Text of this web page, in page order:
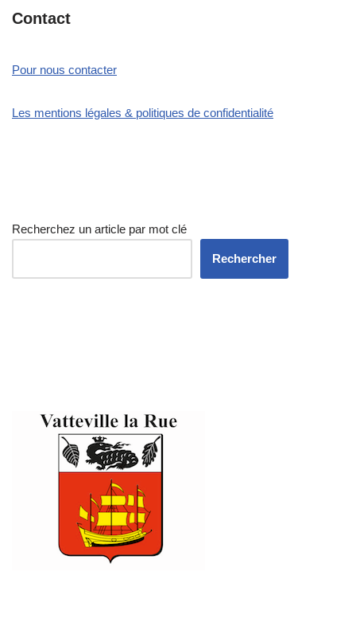
Contact
Pour nous contacter
Les mentions légales & politiques de confidentialité
Recherchez un article par mot clé
Rechercher